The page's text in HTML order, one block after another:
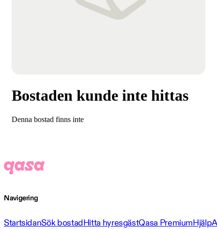
Bostaden kunde inte hittas
Denna bostad finns inte
Navigering
StartsidanSök bostadHitta hyresgästQasa PremiumHjälp